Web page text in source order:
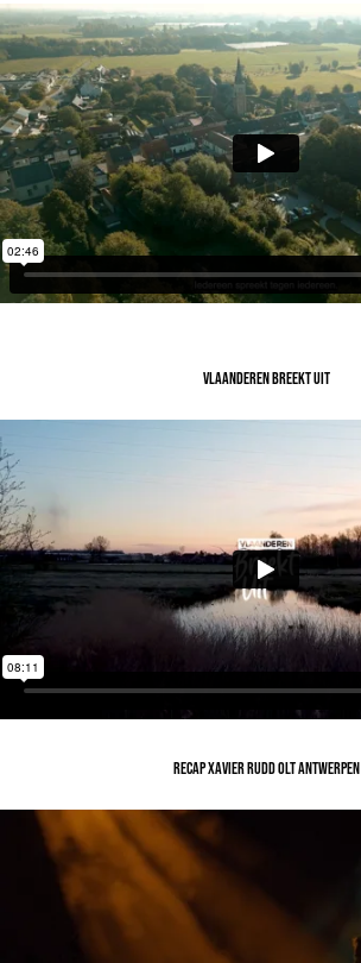
VLAANDEREN BREEKT UIT
RECAP XAVIER RUDD OLT ANTWERPEN